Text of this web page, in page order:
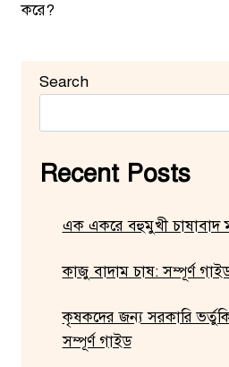
করে?
Search
Recent Posts
এক একরে বহুমুখী চাষাবাদ
কাজু বাদাম চাষ: সম্পূর্ণ
কৃষকদের জন্য সরকারি
সম্পূর্ণ গাইড